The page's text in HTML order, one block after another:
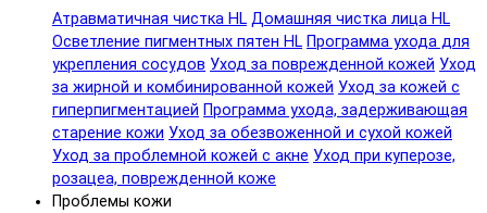
Атравматичная чистка HL Домашняя чистка лица HL
Осветление пигментных пятен HL Программа ухода для
укрепления сосудов Уход за поврежденной кожей Уход
за жирной и комбинированной кожей Уход за кожей с
гиперпигментацией Программа ухода, задерживающая
старение кожи Уход за обезвоженной и сухой кожей
Уход за проблемной кожей с акне Уход при куперозе,
розацеа, поврежденной коже
Проблемы кожи